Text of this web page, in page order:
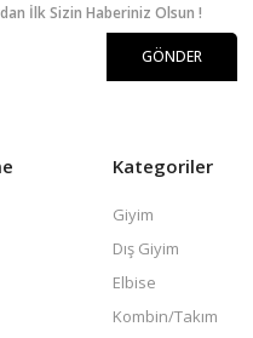
İlk Sizin Haberiniz Olsun !
GÖNDER
Kategoriler
Giyim
Dış Giyim
Elbise
Kombin/Takım